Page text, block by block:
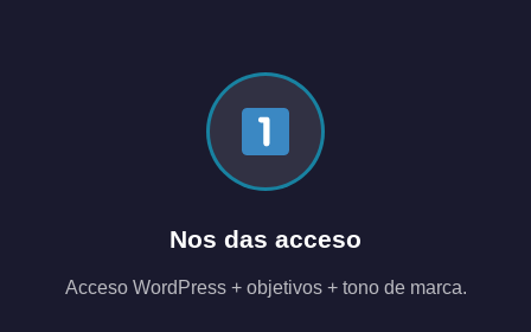
Nos das acceso
Acceso WordPress + objetivos + tono de marca.